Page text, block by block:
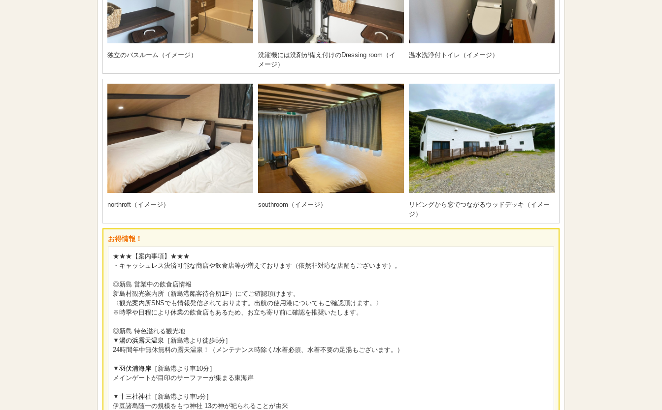
独立のバスルーム（イメージ）
洗濯機には洗剤が備え付けのDressing room（イ
メージ）
温水洗浄付トイレ（イメージ）
northroft（イメージ） southroom（イメージ）
リビングから窓でつながるウッドデッキ（イメー
ジ）
お得情報！
★★★【案内事項】★★★
・キャッシュレス決済可能な商店や飲食店等が増えております（依然非対応な店舗もございます）。
◎新島 営業中の飲食店情報
新島村観光案内所（新島港船客待合所1F）にてご確認頂けます。
〈観光案内所SNSでも情報発信されております。出航の使用港についてもご確認頂けます。〉
※時季や日程により休業の飲食店もあるため、お立ち寄り前に確認を推奨いたします。
◎新島 特色溢れる観光地
▼ 湯の浜露天温泉 ［新島港より徒歩5分］
24時間年中無休無料の露天温泉！（メンテナンス時除く/水着必須、水着不要の足湯もございます。）
▼ 羽伏浦海岸 ［新島港より車10分］
メインゲートが目印のサーファーが集まる東海岸
▼ 十三社神社 ［新島港より車5分］
伊豆諸島随一の規模をもつ神社 13の神が祀られることが由来